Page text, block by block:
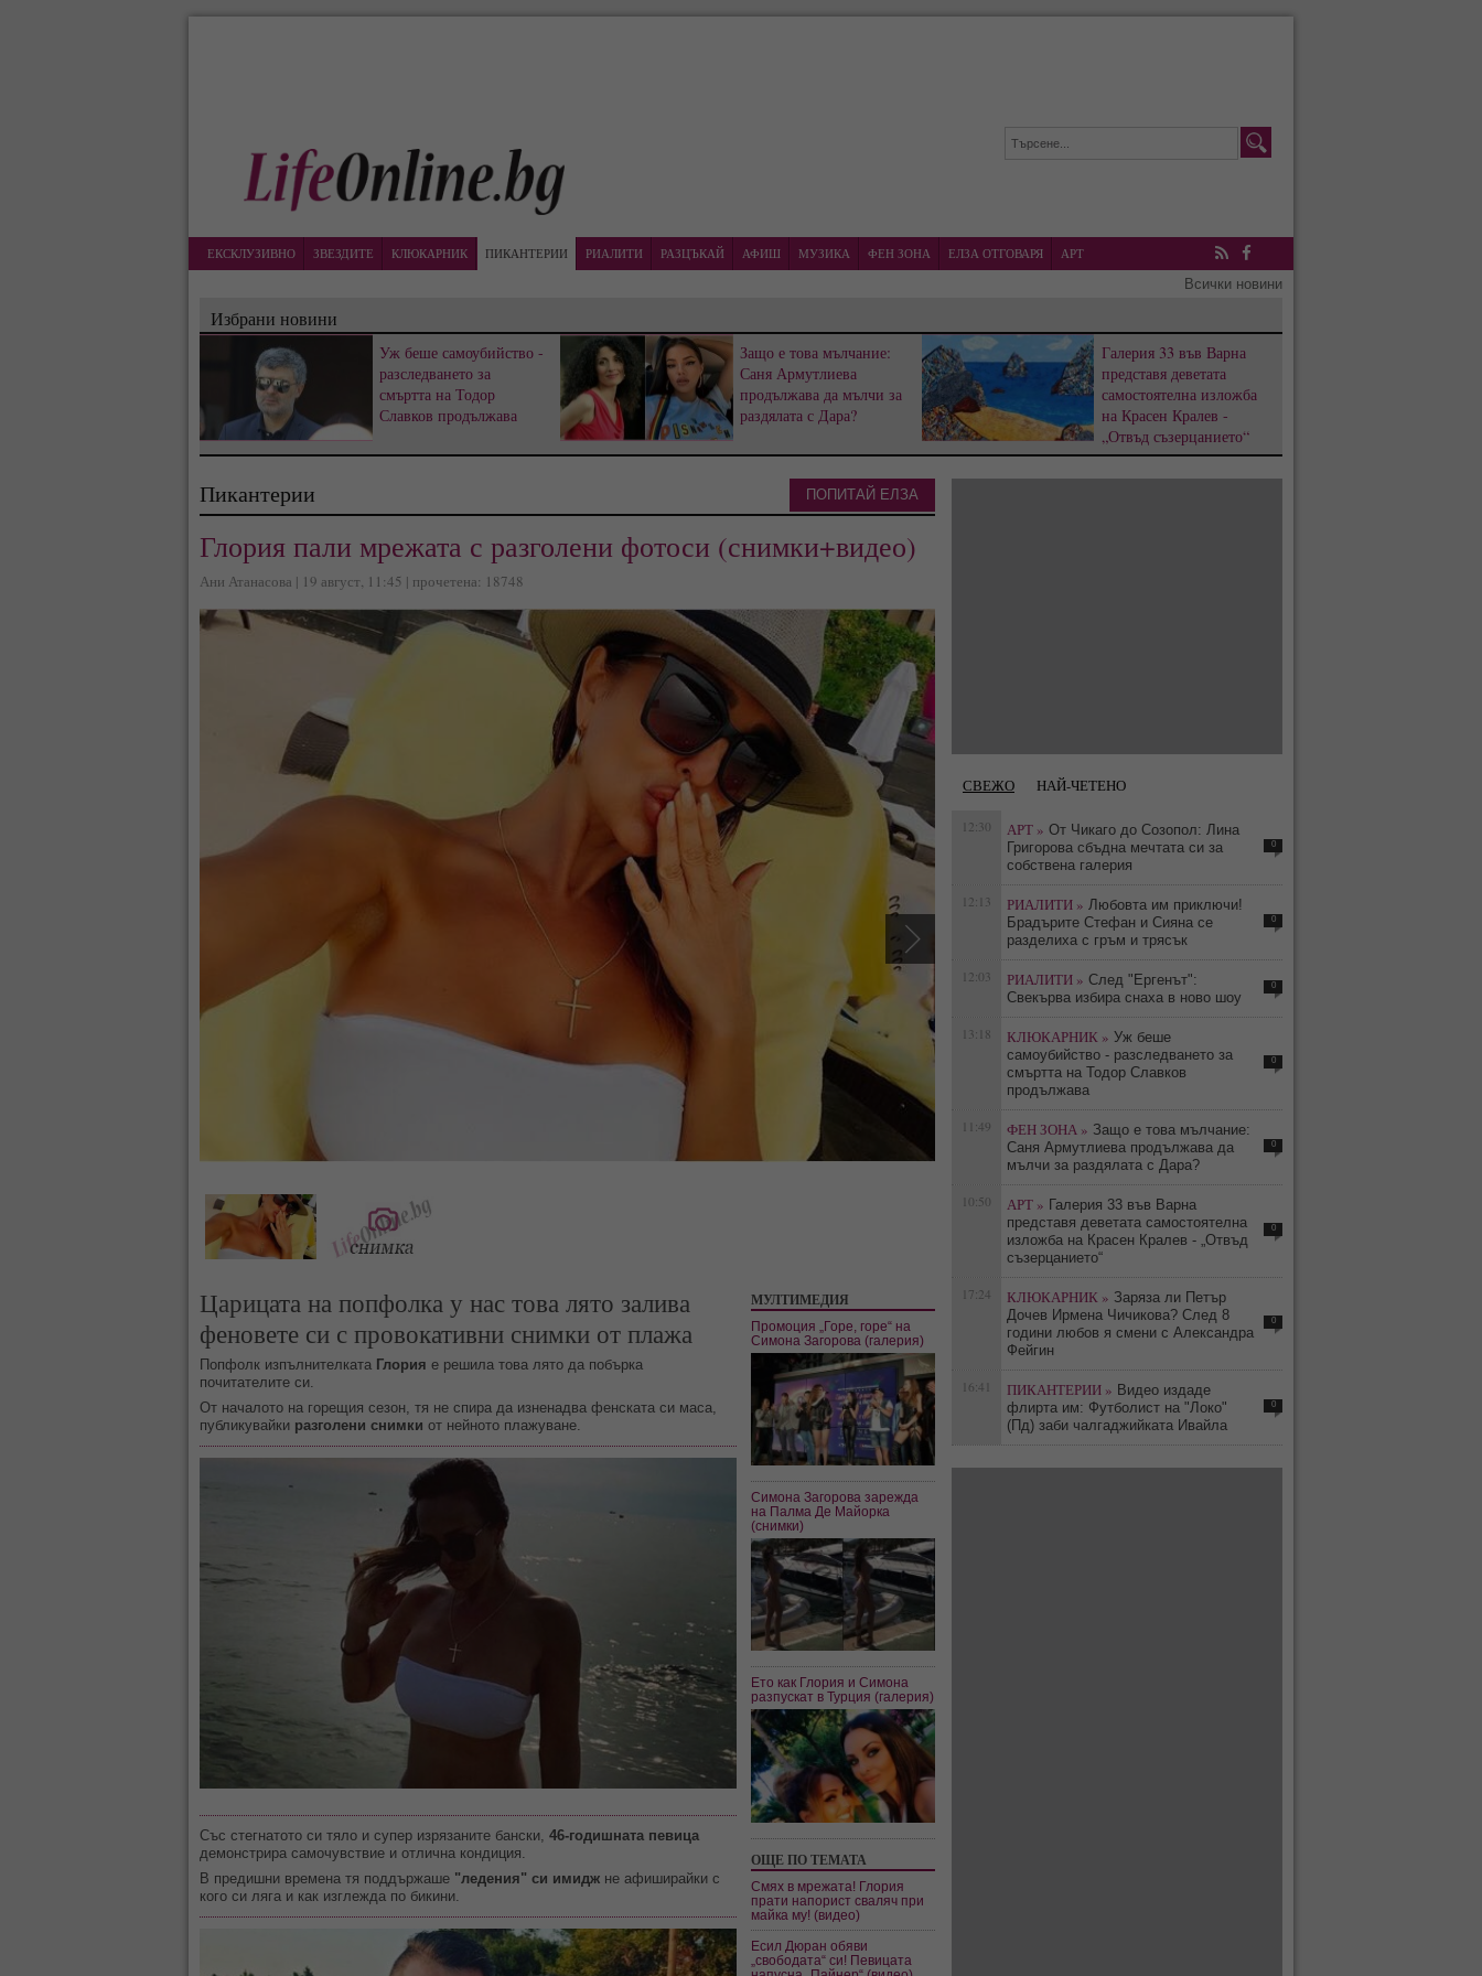
ЕКСКЛУЗИВНО ЗВЕЗДИТЕ КЛЮКАРНИК ПИКАНТЕРИИ РИАЛИТИ РАЗЦЪКАЙ АФИШ МУЗИКА ФЕН ЗОНА ЕЛЗА ОТГОВАРЯ
АРТ
RSS Facebook
Всички новини
Избрани новини
Уж беше самоубийство -
разследването за
смъртта на Тодор
Славков продължава
Защо е това мълчание:
Саня Армутлиева
продължава да мълчи за
раздялата с Дара?
Галерия 33 във Варна
представя деветата
самостоятелна изложба
на Красен Кралев -
„Отвъд съзерцанието“
Пикантерии
Глория пали мрежата с разголени фотоси (снимки+видео)
Ани Атанасова | 19 август, 11:45 | прочетена: 18748
Царицата на попфолка у нас това лято залива
феновете си с провокативни снимки от плажа
Попфолк изпълнителката Глория е решила това лято да побърка
почитателите си.
От началото на горещия сезон, тя не спира да изненадва фенската си маса,
публикувайки разголени снимки от нейното плажуване.
Със стегнатото си тяло и супер изрязаните бански, 46-годишната певица
демонстрира самочувствие и отлична кондиция.
В предишни времена тя поддържаше "ледения" си имидж не афиширайки с
кого си ляга и как изглежда по бикини.
МУЛТИМЕДИЯ
Промоция „Горе, горе“ на
Симона Загорова (галерия)
Симона Загорова зарежда
на Палма Де Майорка
(снимки)
Ето как Глория и Симона
разпускат в Турция (галерия)
ОЩЕ ПО ТЕМАТА
Смях в мрежата! Глория
прати напорист сваляч при
майка му! (видео)
Есил Дюран обяви
„свободата“ си! Певицата
ПОПИТАЙ ЕЛЗА
СВЕЖО НАЙ-ЧЕТЕНО
12:30 АРТ » От Чикаго до Созопол: Лина
Григорова сбъдна мечтата си за
собствена галерия
0
12:13 РИАЛИТИ » Любовта им приключи!
Брадърите Стефан и Сияна се
разделиха с гръм и трясък
0
12:03 РИАЛИТИ » След "Ергенът":
Свекърва избира снаха в ново шоу
0
13:18 КЛЮКАРНИК » Уж беше
самоубийство - разследването за
смъртта на Тодор Славков
продължава
0
11:49 ФЕН ЗОНА » Защо е това мълчание:
Саня Армутлиева продължава да
мълчи за раздялата с Дара?
0
10:50 АРТ » Галерия 33 във Варна
представя деветата самостоятелна
изложба на Красен Кралев - „Отвъд
съзерцанието“
0
17:24 КЛЮКАРНИК » Заряза ли Петър
Дочев Ирмена Чичикова? След 8
години любов я смени с Александра
Фейгин
0
16:41 ПИКАНТЕРИИ » Видео издаде
флирта им: Футболист на "Локо"
(Пд) заби чалгаджийката Ивайла
0